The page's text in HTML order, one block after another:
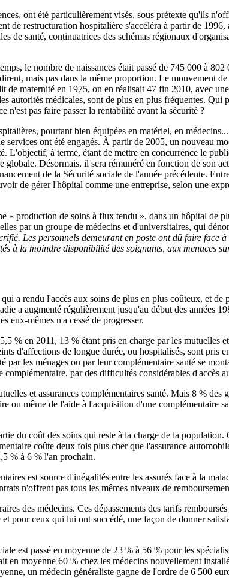
ont été particulièrement visés, sous prétexte qu'ils
de restructuration hospitalière s'accéléra à partir de
de santé, continuatrices des schémas régionaux
le nombre de naissances était passé de 745 000 à
mais pas dans la même proportion. Le mouvement
maternité en 1975, on en réalisait 47 fin 2010, avec
autorités médicales, sont de plus en plus fréquentes.
n'est pas faire passer la rentabilité avant la sécurité ?
pourtant bien équipées en matériel, en
ont été engagés. À partir de 2005, un nouveau
à terme, étant de mettre en concurrence le
Désormais, il sera rémunéré en fonction de son
de la Sécurité sociale de l'année précédente.
de gérer l'hôpital comme une entreprise, selon une
« production de soins à flux tendu », dans un hôpital de
par un groupe de médecins et d'universitaires, qui
Les personnels demeurant en poste ont dû faire face
à la moindre disponibilité des soignants, aux menaces
a rendu l'accès aux soins de plus en plus coûteux, et
a augmenté régulièrement jusqu'au début des années
eux-mêmes n'a cessé de progresser.
% en 2011, 13 % étant pris en charge par les mutuelles
d'affections de longue durée, ou hospitalisés, sont pris
les ménages ou par leur complémentaire santé se
par des difficultés considérables d'accès
et assurances complémentaires santé. Mais 8 %
ou même de l'aide à l'acquisition d'une complémentaire
du coût des soins qui reste à la charge de la
coûte deux fois plus cher que l'assurance
% à 6 % l'an prochain.
est source d'inégalités entre les assurés face à la
n'offrent pas tous les mêmes niveaux de
des médecins. Ces dépassements des tarifs
pour ceux qui lui ont succédé, une façon de donner
est passé en moyenne de 23 % à 56 % pour les
en moyenne 60 % chez les médecins nouvellement
un médecin généraliste gagne de l'ordre de 6 500